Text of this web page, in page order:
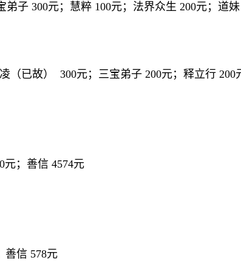
子 300元；慧粹 100元；法界众生 200元；道
（已故） 300元；三宝弟子 200元；释立行 200
元；善信 4574元
善信 578元